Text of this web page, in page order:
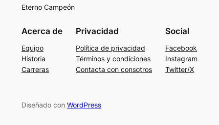
Eterno Campeón
Acerca de
Equipo
Historia
Carreras
Privacidad
Política de privacidad
Términos y condiciones
Contacta con consotros
Social
Facebook
Instagram
Twitter/X
Diseñado con WordPress